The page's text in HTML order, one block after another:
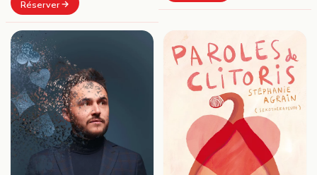
Réserver